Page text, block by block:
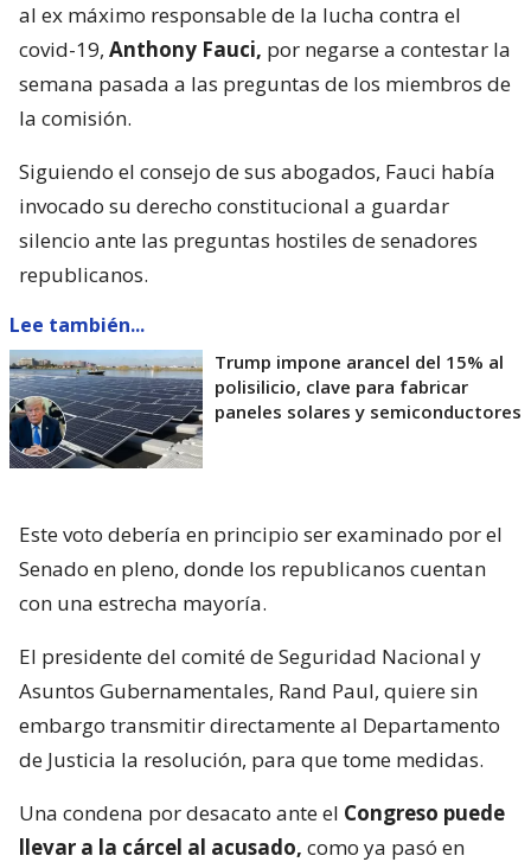
al ex máximo responsable de la lucha contra el
covid-19, Anthony Fauci, por negarse a contestar la
semana pasada a las preguntas de los miembros de
la comisión.
Siguiendo el consejo de sus abogados, Fauci había
invocado su derecho constitucional a guardar
silencio ante las preguntas hostiles de senadores
republicanos.
Lee también...
Trump impone arancel del 15% al
polisilicio, clave para fabricar
paneles solares y semiconductores
Este voto debería en principio ser examinado por el
Senado en pleno, donde los republicanos cuentan
con una estrecha mayoría.
El presidente del comité de Seguridad Nacional y
Asuntos Gubernamentales, Rand Paul, quiere sin
embargo transmitir directamente al Departamento
de Justicia la resolución, para que tome medidas.
Una condena por desacato ante el Congreso puede
llevar a la cárcel al acusado, como ya pasó en